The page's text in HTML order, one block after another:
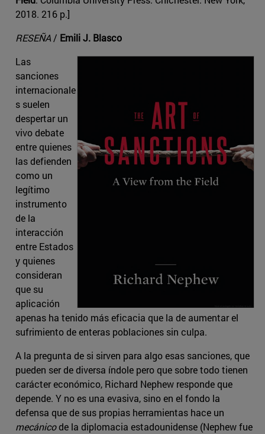
2018. 216 p.]
RESEÑA / Emili J. Blasco
Las
sanciones
internacionale
s suelen
despertar un
vivo debate
entre quienes
las defienden
como un
legítimo
instrumento
de la
interacción
entre Estados
y quienes
consideran
que su
aplicación
apenas ha tenido más eficacia que la de aumentar el
sufrimiento de enteras poblaciones sin culpa.
A la pregunta de si sirven para algo esas sanciones, que
pueden ser de diversa índole pero que sobre todo tienen
carácter económico, Richard Nephew responde que
depende. Y no es una evasiva, sino en el fondo la
defensa que de sus propias herramientas hace un
mecánicode la diplomacia estadounidense (Nephew fue